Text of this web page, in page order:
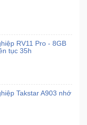
RV11 Pro - 8GB
tục 35h
Takstar A903 nhớ